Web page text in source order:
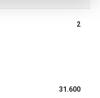
2
31.600